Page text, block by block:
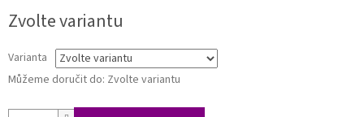
cena:
Zvolte variantu
Varianta
Můžeme doručit do: Zvolte variantu